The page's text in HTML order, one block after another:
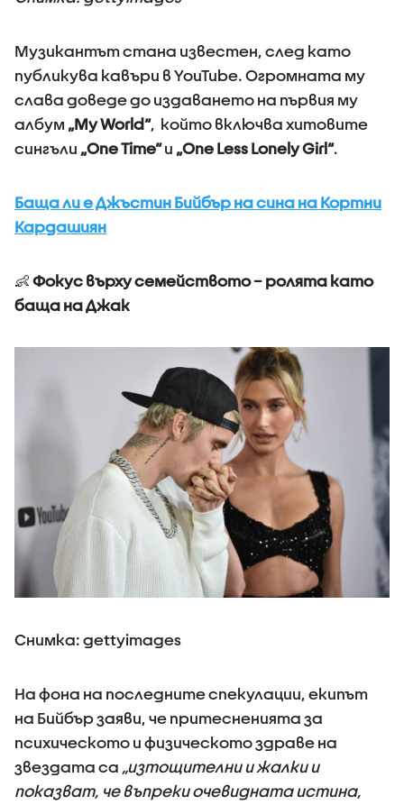
Музикантът стана известен, след като
публикува кавъри в YouTube. Огромната му
слава доведе до издаването на първия му
албум „My World“, който включва хитовите
сингъли „One Time“и „One Less Lonely Girl“.
Баща ли е Джъстин Бийбър на сина на Кортни
Кардашиян
👶 Фокус върху семейството – ролята като
баща на Джак
Снимка: gettyimages
На фона на последните спекулации, екипът
на Бийбър заяви, че притесненията за
психическото и физическото здраве на
звездата са „изтощителни и жалки и
показват, че въпреки очевидната истина,